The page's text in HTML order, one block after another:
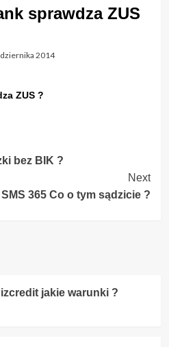
sprawdza ZUS
2014
ZUS ?
bez BIK ?
Next
365 Co o tym sądzicie ?
jakie warunki ?